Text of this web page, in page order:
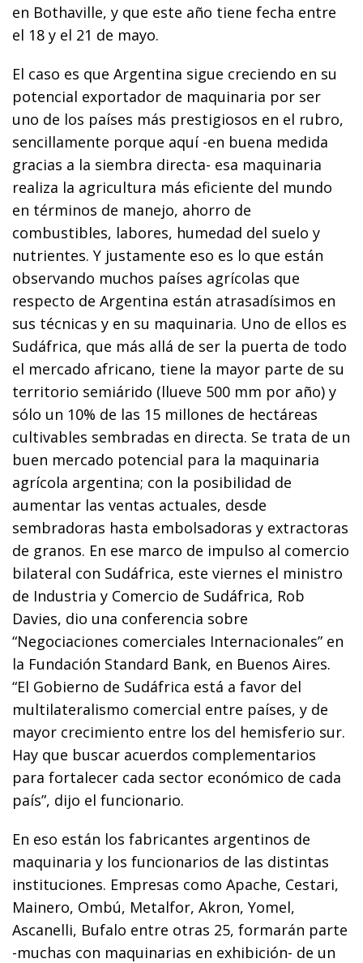
en Bothaville, y que este año tiene fecha entre
el 18 y el 21 de mayo.
El caso es que Argentina sigue creciendo en su
potencial exportador de maquinaria por ser
uno de los países más prestigiosos en el rubro,
sencillamente porque aquí -en buena medida
gracias a la siembra directa- esa maquinaria
realiza la agricultura más eficiente del mundo
en términos de manejo, ahorro de
combustibles, labores, humedad del suelo y
nutrientes. Y justamente eso es lo que están
observando muchos países agrícolas que
respecto de Argentina están atrasadísimos en
sus técnicas y en su maquinaria. Uno de ellos es
Sudáfrica, que más allá de ser la puerta de todo
el mercado africano, tiene la mayor parte de su
territorio semiárido (llueve 500 mm por año) y
sólo un 10% de las 15 millones de hectáreas
cultivables sembradas en directa. Se trata de un
buen mercado potencial para la maquinaria
agrícola argentina; con la posibilidad de
aumentar las ventas actuales, desde
sembradoras hasta embolsadoras y extractoras
de granos. En ese marco de impulso al comercio
bilateral con Sudáfrica, este viernes el ministro
de Industria y Comercio de Sudáfrica, Rob
Davies, dio una conferencia sobre
“Negociaciones comerciales Internacionales” en
la Fundación Standard Bank, en Buenos Aires.
“El Gobierno de Sudáfrica está a favor del
multilateralismo comercial entre países, y de
mayor crecimiento entre los del hemisferio sur.
Hay que buscar acuerdos complementarios
para fortalecer cada sector económico de cada
país”, dijo el funcionario.
En eso están los fabricantes argentinos de
maquinaria y los funcionarios de las distintas
instituciones. Empresas como Apache, Cestari,
Mainero, Ombú, Metalfor, Akron, Yomel,
Ascanelli, Bufalo entre otras 25, formarán parte
-muchas con maquinarias en exhibición- de un